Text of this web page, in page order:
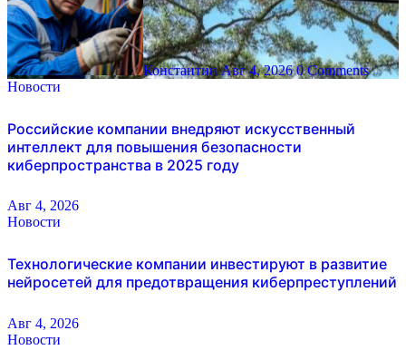
КонстантинАвг 4, 2026 0 Comments
Новости
Российские компании внедряют искусственный
интеллект для повышения безопасности
киберпространства в 2025 году
Авг 4, 2026
Новости
Технологические компании инвестируют в развитие
нейросетей для предотвращения киберпреступлений
Авг 4, 2026
Новости